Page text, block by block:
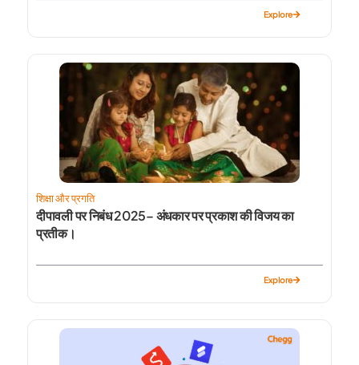
Explore
शिक्षा और प्रगति
दीपावली पर निबंध 2025– अंधकार पर प्रकाश की विजय का
प्रतीक।
Explore